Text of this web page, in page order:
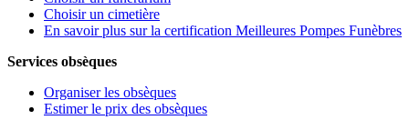
Choisir un cimetière
En savoir plus sur la certification Meilleures Pompes Funèbres
Services obsèques
Organiser les obsèques
Estimer le prix des obsèques